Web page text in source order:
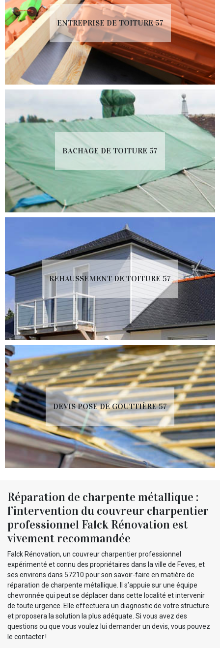
ENTREPRISE DE TOITURE 57
BACHAGE DE TOITURE 57
REHAUSSEMENT DE TOITURE 57
DEVIS POSE DE GOUTTIÈRE 57
Réparation de charpente métallique :
l’intervention du couvreur charpentier
professionnel Falck Rénovation est
vivement recommandée
Falck Rénovation, un couvreur charpentier professionnel
expérimenté et connu des propriétaires dans la ville de Feves, et
ses environs dans 57210 pour son savoir-faire en matière de
réparation de charpente métallique. Il s’appuie sur une équipe
chevronnée qui peut se déplacer dans cette localité et intervenir
de toute urgence. Elle effectuera un diagnostic de votre structure
et proposera la solution la plus adéquate. Si vous avez des
questions ou que vous voulez lui demander un devis, vous pouvez
le contacter !